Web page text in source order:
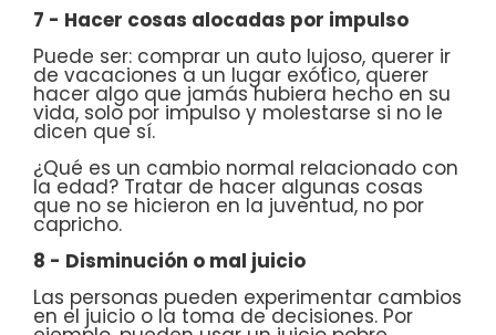
7 - Hacer cosas alocadas por impulso
Puede ser: comprar un auto lujoso, querer ir
de vacaciones a un lugar exótico, querer
hacer algo que jamás hubiera hecho en su
vida, solo por impulso y molestarse si no le
dicen que sí.
¿Qué es un cambio normal relacionado con
la edad? Tratar de hacer algunas cosas
que no se hicieron en la juventud, no por
capricho.
8 - Disminución o mal juicio
Las personas pueden experimentar cambios
en el juicio o la toma de decisiones. Por